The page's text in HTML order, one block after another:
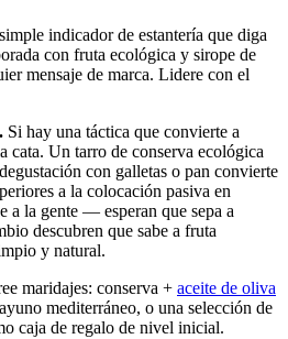
indicador de estantería que diga
con fruta ecológica y sirope de
mensaje de marca. Lidere con el
Si hay una táctica que convierte a
cata. Un tarro de conserva ecológica
con galletas o pan convierte
a la colocación pasiva en
a la gente — esperan que sepa a
descubren que sabe a fruta
y natural.
maridajes: conserva + aceite de oliva
mediterráneo, o una selección de
caja de regalo de nivel inicial.